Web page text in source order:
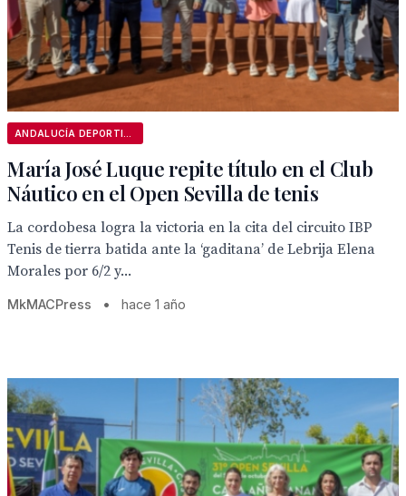
María José Luque repite título en el Club
Náutico en el Open Sevilla de tenis
La cordobesa logra la victoria en la cita del circuito IBP
Tenis de tierra batida ante la ‘gaditana’ de Lebrija Elena
Morales por 6/2 y...
MkMACPress • hace 1 año